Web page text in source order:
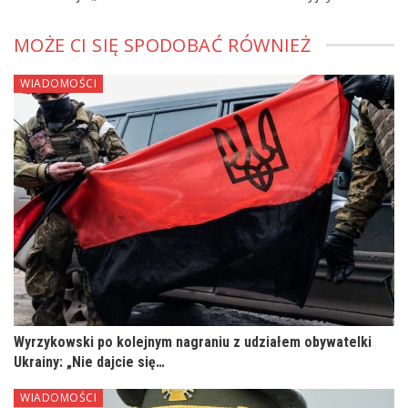
MOŻE CI SIĘ SPODOBAĆ RÓWNIEŻ
WIADOMOŚCI
Wyrzykowski po kolejnym nagraniu z udziałem obywatelki
Ukrainy: „Nie dajcie się…
WIADOMOŚCI